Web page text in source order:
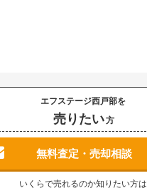
エフステージ西戸部を
売りたい方
無料査定・売却相談
いくらで売れるのか知りたい方は